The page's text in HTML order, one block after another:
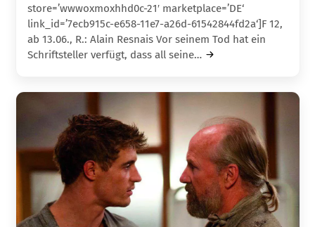
store=’wwwoxmoxhhd0c-21′ marketplace=’DE‘
link_id=’7ecb915c-e658-11e7-a26d-61542844fd2a‘]F 12,
ab 13.06., R.: Alain Resnais Vor seinem Tod hat ein
Schriftsteller verfügt, dass all seine…